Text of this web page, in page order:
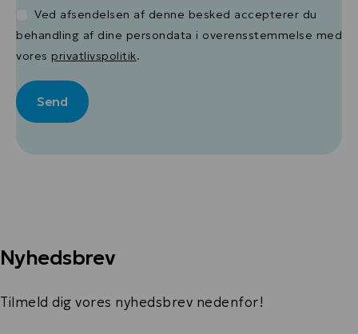
Ved afsendelsen af denne besked accepterer du
behandling af dine persondata i overensstemmelse med
vores privatlivspolitik.
Nyhedsbrev
Tilmeld dig vores nyhedsbrev nedenfor!